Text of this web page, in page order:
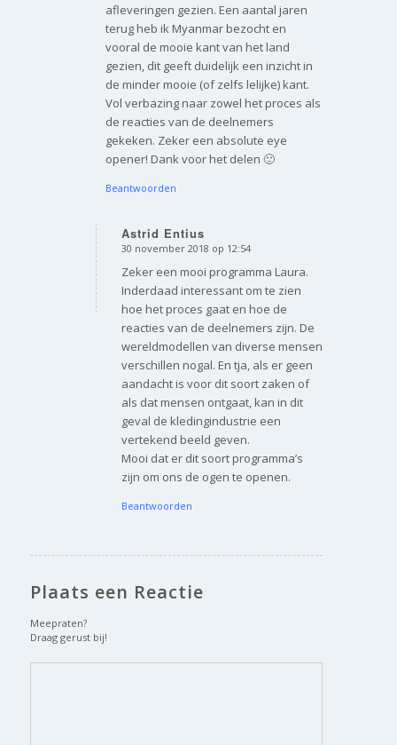
afleveringen gezien. Een aantal jaren
terug heb ik Myanmar bezocht en
vooral de mooie kant van het land
gezien, dit geeft duidelijk een inzicht in
de minder mooie (of zelfs lelijke) kant.
Vol verbazing naar zowel het proces als
de reacties van de deelnemers
gekeken. Zeker een absolute eye
opener! Dank voor het delen 🙂
Beantwoorden
Astrid Entius
zegt:
30 november 2018 op 12:54
Zeker een mooi programma Laura.
Inderdaad interessant om te zien
hoe het proces gaat en hoe de
reacties van de deelnemers zijn. De
wereldmodellen van diverse mensen
verschillen nogal. En tja, als er geen
aandacht is voor dit soort zaken of
als dat mensen ontgaat, kan in dit
geval de kledingindustrie een
vertekend beeld geven.
Mooi dat er dit soort programma’s
zijn om ons de ogen te openen.
Beantwoorden
Plaats een Reactie
Meepraten?
Draag gerust bij!